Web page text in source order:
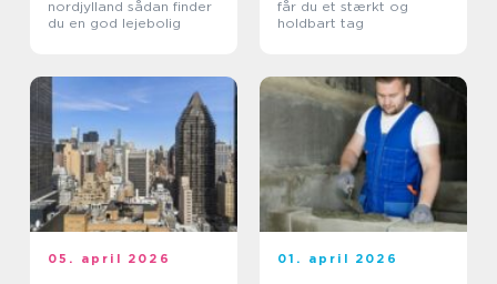
nordjylland sådan finder
du en god lejebolig
får du et stærkt og
holdbart tag
05. april 2026 01. april 2026